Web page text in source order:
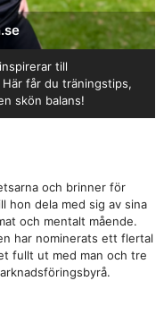
till
får du träningstips,
skön balans!
och brinner för
hon dela med sig av sina
och mentalt mående.
har nominerats ett flertal
fullt ut med man och tre